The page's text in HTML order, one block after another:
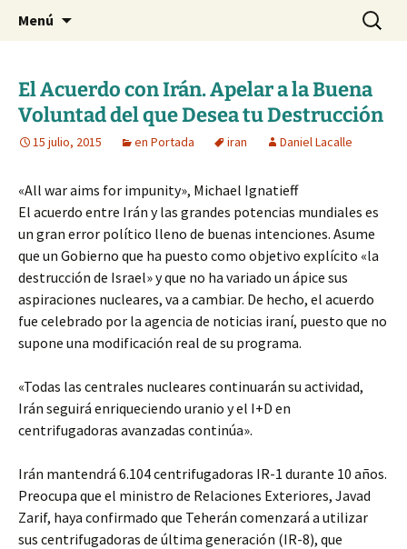
dlacalle.com
Blog de Daniel Lacalle
Menú Buscar:
El Acuerdo con Irán. Apelar a la Buena
Voluntad del que Desea tu Destrucción
15 julio, 2015 en Portada iran Daniel Lacalle
«All war aims for impunity», Michael Ignatieff
El acuerdo entre Irán y las grandes potencias mundiales es
un gran error político lleno de buenas intenciones. Asume
que un Gobierno que ha puesto como objetivo explícito «la
destrucción de Israel» y que no ha variado un ápice sus
aspiraciones nucleares, va a cambiar. De hecho, el acuerdo
fue celebrado por la agencia de noticias iraní, puesto que no
supone una modificación real de su programa.
«Todas las centrales nucleares continuarán su actividad,
Irán seguirá enriqueciendo uranio y el I+D en
centrifugadoras avanzadas continúa».
Irán mantendrá 6.104 centrifugadoras IR-1 durante 10 años.
Preocupa que el ministro de Relaciones Exteriores, Javad
Zarif, haya confirmado que Teherán comenzará a utilizar
sus centrifugadoras de última generación (IR-8), que